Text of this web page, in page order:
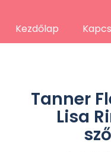
Kezdőlap
Tanner
Lisa